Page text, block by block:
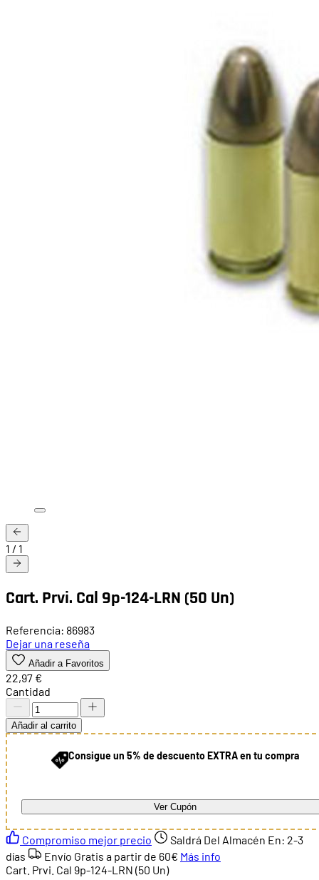
1 / 1
Cart. Prvi. Cal 9p-124-LRN (50 Un)
Referencia: 86983
Dejar una reseña
Añadir a Favoritos
22,97 €
Cantidad
Añadir al carrito
Consigue un 5% de descuento EXTRA en tu compra
Ver Cupón
Compromiso mejor precio Saldrá Del Almacén En: 2-3
días
Envío Gratis a partir de 60€ Más info
Cart. Prvi. Cal 9p-124-LRN (50 Un)